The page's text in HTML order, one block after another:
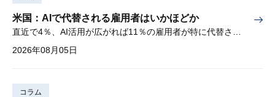
米国：AIで代替される雇用者はいかほどか
直近で4％、AI活用が広がれば11％の雇用者が特に代替されやすい
2026年08月05日
コラム